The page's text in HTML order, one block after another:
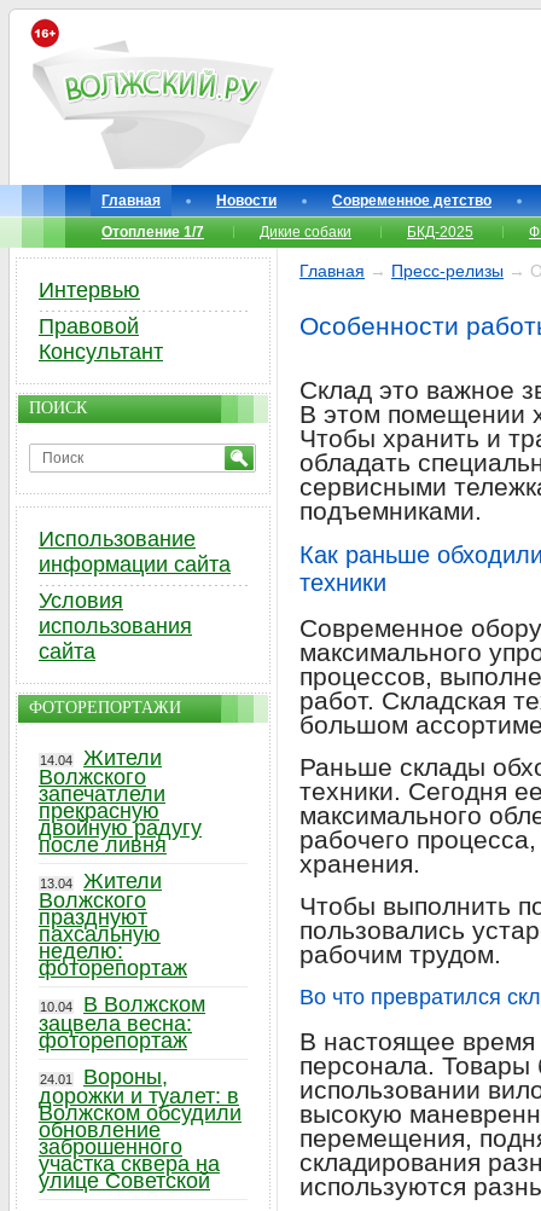
Главная Новости
Современное детство
Отопление 1/7
Дикие собаки БКД-2025
Главная → Пресс-релизы →
Особенности
Склад это важное
В этом помещении
Чтобы хранить и
обладать
сервисными
подъемниками.
Как раньше
техники
Современное
максимального
процессов,
работ. Складская
большом
Раньше склады
техники. Сегодня
максимального
рабочего
хранения.
Чтобы выполнить
пользовались
рабочим трудом.
Во что превратился
В настоящее
персонала. Товары
использовании
высокую
перемещения,
складирования
используются
Интервью
Правовой
Консультант
ПОИСК
Использование
информации сайта
Условия
использования
сайта
ФОТОРЕПОРТАЖИ
14.04
Жители
Волжского
запечатлели
прекрасную
двойную радугу
после ливня
13.04
Жители
Волжского
празднуют
пахсальную
неделю:
фоторепортаж
10.04
В Волжском
зацвела весна:
фоторепортаж
24.01
Вороны,
дорожки и туалет: в
Волжском обсудили
обновление
заброшенного
участка сквера на
улице Советской